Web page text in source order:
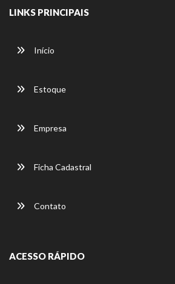
LINKS PRINCIPAIS
Início
Estoque
Empresa
Ficha Cadastral
Contato
ACESSO RÁPIDO